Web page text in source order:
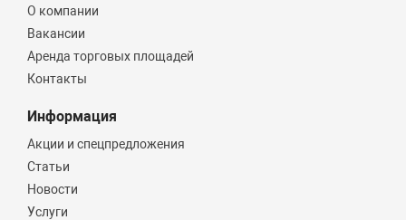
О компании
Вакансии
Аренда торговых площадей
Контакты
Информация
Акции и спецпредложения
Статьи
Новости
Услуги